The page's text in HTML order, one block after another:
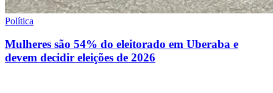
Política
Mulheres são 54% do eleitorado em Uberaba e
devem decidir eleições de 2026